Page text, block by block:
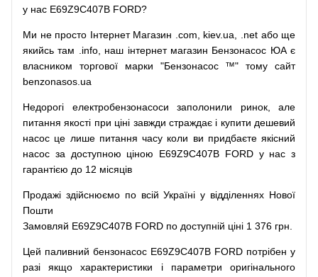
у нас E69Z9C407B FORD?
Ми не просто Інтернет Магазин .com kiev.ua .net або ще
якийсь там .info, наш інтернет магазин Бензонасос ЮА є
власником
торгової марки "Бензонасос ™" тому
сайт
benzonasos.ua
Недорогі електробензонасоси заполонили ринок,
але
питання якості при ціні завжди страждає і купити дешевий
насос це лише питання часу коли ви придбаєте якісний
насос за доступною ціною E69Z9C407B FORD у нас з
гарантією до 12 місяців
Продажі здійснюємо по всій Україні у відділеннях Нової
Пошти
Замовляй E69Z9C407B FORD по доступній ціні 1 376 грн.
Цей паливний бензонасос E69Z9C407B FORD потрібен у
разі
якщо характеристики і параметри
оригінального